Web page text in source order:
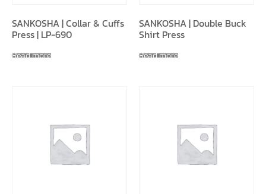
SANKOSHA | Collar & Cuffs
Press | LP-690
Read more
SANKOSHA | Double Buck
Shirt Press
Read more